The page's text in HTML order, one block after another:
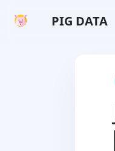
PIG DATA